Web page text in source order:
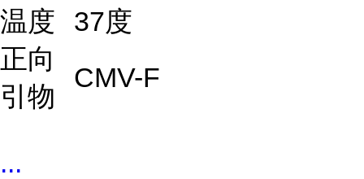
温度
37度
正向
引物
CMV-F
...